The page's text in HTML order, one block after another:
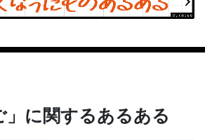
」に関するあるある